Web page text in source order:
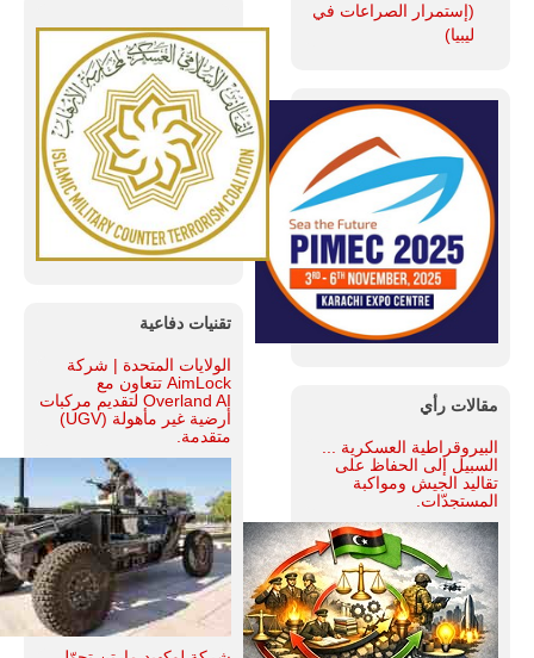
(إستمرار الصراعات في
ليبيا)
مقالات رأي
البيروقراطية العسكرية ...
السبيل إلى الحفاظ على
تقاليد الجيش ومواكبة
المستجدّات.
تقنيات دفاعية
الولايات المتحدة | شركة
AimLock تتعاون مع
Overland AI لتقديم مركبات
أرضية غير مأهولة (UGV)
متقدمة.